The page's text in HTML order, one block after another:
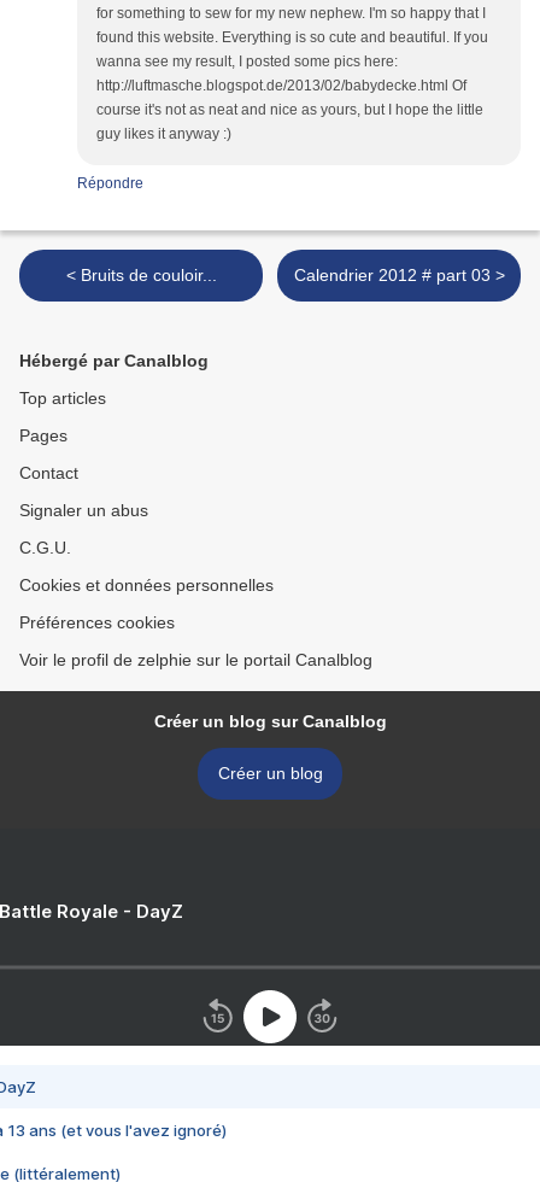
for something to sew for my new nephew. I'm so happy that I
found this website. Everything is so cute and beautiful. If you
wanna see my result, I posted some pics here:
http://luftmasche.blogspot.de/2013/02/babydecke.html Of
course it's not as neat and nice as yours, but I hope the little
guy likes it anyway :)
Répondre
< Bruits de couloir... Calendrier 2012 # part 03 >
Hébergé par Canalblog
Top articles
Pages
Contact
Signaler un abus
C.G.U.
Cookies et données personnelles
Préférences cookies
Voir le profil de zelphie sur le portail Canalblog
Créer un blog sur Canalblog
Créer un blog
Royale - DayZ
13 ans (et vous l'avez ignoré)
(littéralement)